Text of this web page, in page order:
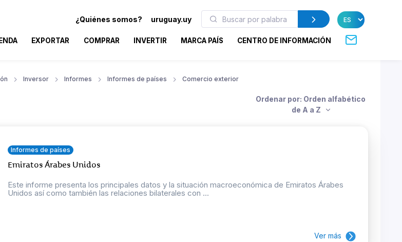
¿Quiénes somos? uruguay.uy
EXPORTAR COMPRAR INVERTIR MARCA PAÍS CENTRO DE INFORMACIÓN
Inversor Informes Informes de países Comercio exterior
Ordenar por: Orden alfabético
de A a Z
Informes de países
Emiratos Árabes Unidos
Este informe presenta los principales datos y la situación macroeconómica de Emiratos Árabes
Unidos así como también las relaciones bilaterales con ...
Ver más